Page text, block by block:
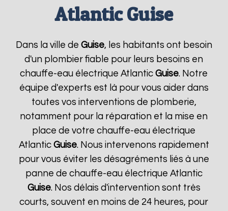
Atlantic Guise
Dans la ville de Guise, les habitants ont besoin
d'un plombier fiable pour leurs besoins en
chauffe-eau électrique AtlanticGuise. Notre
équipe d'experts est là pour vous aider dans
toutes vos interventions de plomberie,
notamment pour la réparation et la mise en
place de votre chauffe-eau électrique
Atlantic Guise. Nous intervenons rapidement
pour vous éviter les désagréments liés à une
panne de chauffe-eau électrique Atlantic
Guise. Nos délais d'intervention sont très
courts, souvent en moins de 24 heures, pour